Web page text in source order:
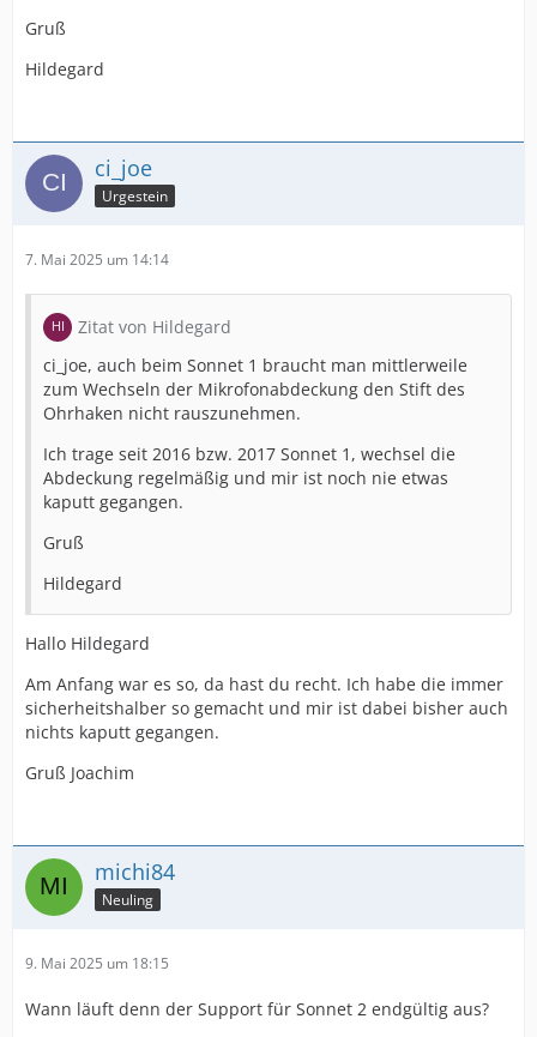
Gruß
Hildegard
ci_joe
Urgestein
7. Mai 2025 um 14:14
Zitat von Hildegard
ci_joe, auch beim Sonnet 1 braucht man mittlerweile
zum Wechseln der Mikrofonabdeckung den Stift des
Ohrhaken nicht rauszunehmen.
Ich trage seit 2016 bzw. 2017 Sonnet 1, wechsel die
Abdeckung regelmäßig und mir ist noch nie etwas
kaputt gegangen.
Gruß
Hildegard
Hallo Hildegard
Am Anfang war es so, da hast du recht. Ich habe die immer
sicherheitshalber so gemacht und mir ist dabei bisher auch
nichts kaputt gegangen.
Gruß Joachim
michi84
Neuling
9. Mai 2025 um 18:15
Wann läuft denn der Support für Sonnet 2 endgültig aus?